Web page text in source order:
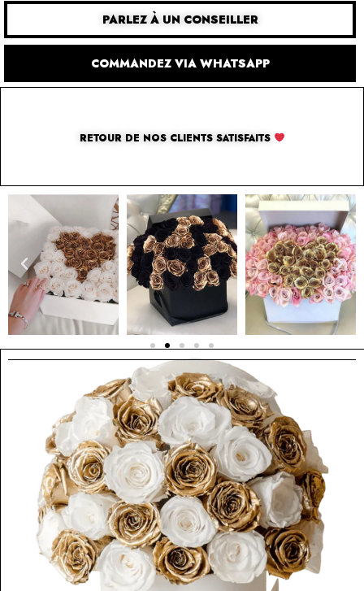
PARLEZ À UN CONSEILLER
COMMANDEZ VIA WHATSAPP
RETOUR DE NOS CLIENTS SATISFAITS